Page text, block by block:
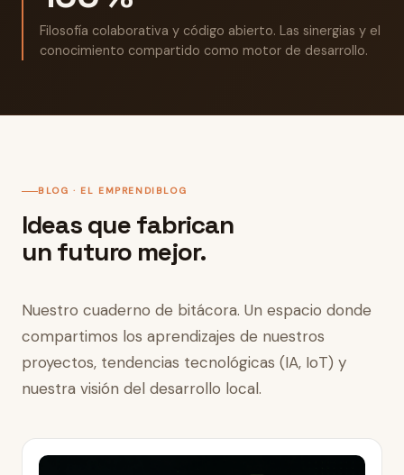
Filosofía colaborativa y código abierto. Las sinergias y el
conocimiento compartido como motor de desarrollo.
BLOG · EL EMPRENDIBLOG
Ideas que fabrican
un futuro mejor.
Nuestro cuaderno de bitácora. Un espacio donde
compartimos los aprendizajes de nuestros
proyectos, tendencias tecnológicas (IA, IoT) y
nuestra visión del desarrollo local.